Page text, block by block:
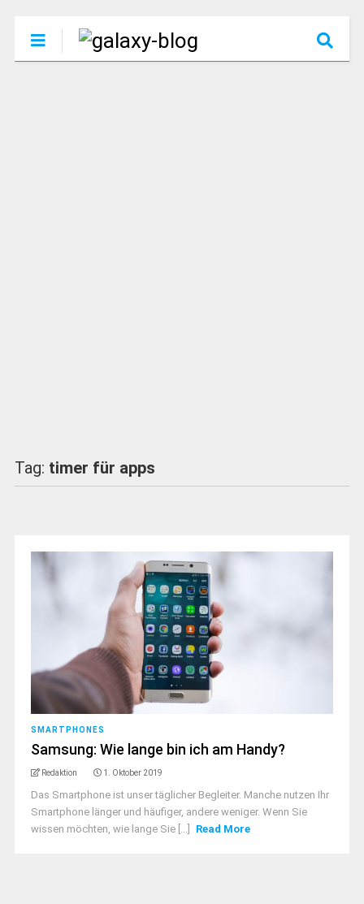
Tag: timer für apps
SMARTPHONES
Samsung: Wie lange bin ich am Handy?
Redaktion 1. Oktober 2019
Das Smartphone ist unser täglicher Begleiter. Manche nutzen Ihr
Smartphone länger und häufiger, andere weniger. Wenn Sie
wissen möchten, wie lange Sie [...]
Read More